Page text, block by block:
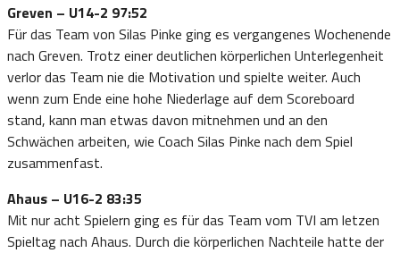
Greven – U14-2 97:52
Für das Team von Silas Pinke ging es vergangenes Wochenende
nach Greven. Trotz einer deutlichen körperlichen Unterlegenheit
verlor das Team nie die Motivation und spielte weiter. Auch
wenn zum Ende eine hohe Niederlage auf dem Scoreboard
stand, kann man etwas davon mitnehmen und an den
Schwächen arbeiten, wie Coach Silas Pinke nach dem Spiel
zusammenfast.
Ahaus – U16-2 83:35
Mit nur acht Spielern ging es für das Team vom TVI am letzen
Spieltag nach Ahaus. Durch die körperlichen Nachteile hatte der